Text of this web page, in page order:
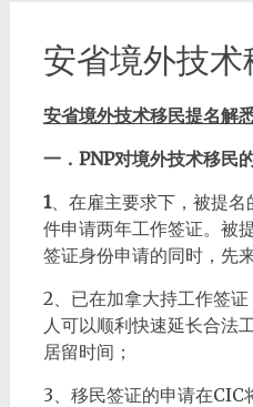
安省境外技术
安省境外技术移民提名解
一． PNP对境外技术移民
1、在雇主要求下，被提
件申请两年工作签证。被
签证身份申请的同时，先
2、已在加拿大持工作签
人可以顺利快速延长合法
居留时间；
3、移民签证的申请在CIC